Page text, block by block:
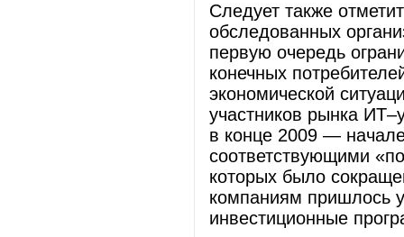
Следует также
обследованных
первую очередь
конечных
экономической
участников рынка
в конце 2009 —
соответствующими
которых было
компаниям пришлось
инвестиционные